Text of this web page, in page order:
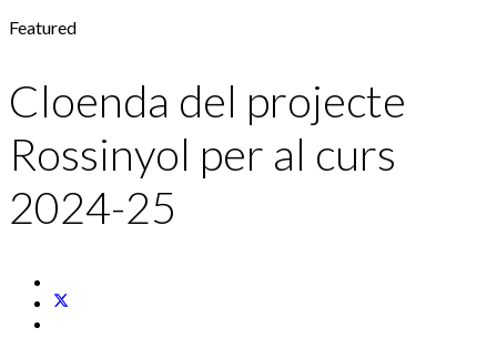
Featured
Cloenda del projecte
Rossinyol per al curs
2024-25